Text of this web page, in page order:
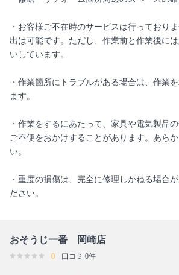
・お客様ご不在時のサービスは行っており
出は可能です。ただし、作業前と作業後に
いしています。
・作業箇所にトラブルがある場合は、作業
ます。
・作業をするにあたって、家具や電気製品
ご不便をおかけすることがあります。あら
い。
・重度の損傷は、完全に修理しかねる場合
ださい。
おそうじ一番 岡崎店
0 口コミ 0件